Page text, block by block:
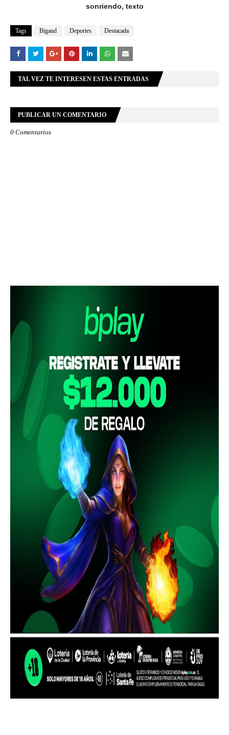
Tags Bigand Deportes Destacada
TAL VEZ TE INTERESEN ESTAS ENTRADAS
PUBLICAR UN COMENTARIO
0 Comentarios